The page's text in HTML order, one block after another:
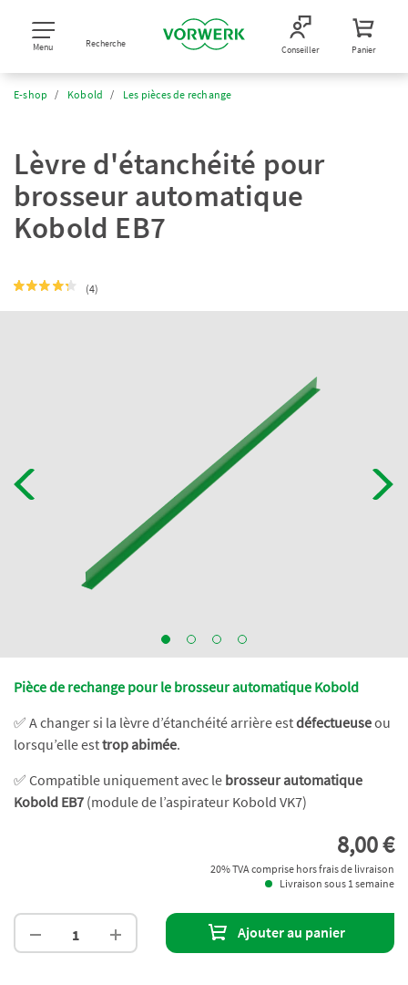
Menu Recherche Conseiller Panier
E-shop Kobold Les pièces de rechange
Lèvre d'étanchéité pour
brosseur automatique
Kobold EB7
(4)
Pièce de rechange pour le brosseur automatique Kobold
✅ A changer si la lèvre d’étanchéité arrière estdéfectueuseou
lorsqu’elle esttrop abimée.
✅ Compatible uniquement avec le brosseur automatique
Kobold EB7 (module de l’aspirateur Kobold VK7)
8,00 €
20% TVA comprise hors frais de livraison
Livraison sous 1 semaine
Ajouter au panier